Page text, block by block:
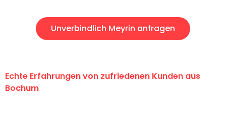
Unverbindlich Meyrin anfragen
Echte Erfahrungen von zufriedenen Kunden aus
Bochum